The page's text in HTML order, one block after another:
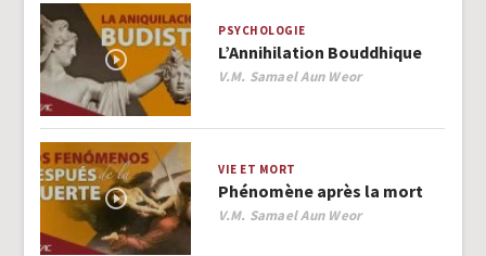
PSYCHOLOGIE
L’Annihilation Bouddhique
Author
V.M. Samael Aun Weor
VIE ET MORT
Phénomène après la mort
Author
V.M. Samael Aun Weor